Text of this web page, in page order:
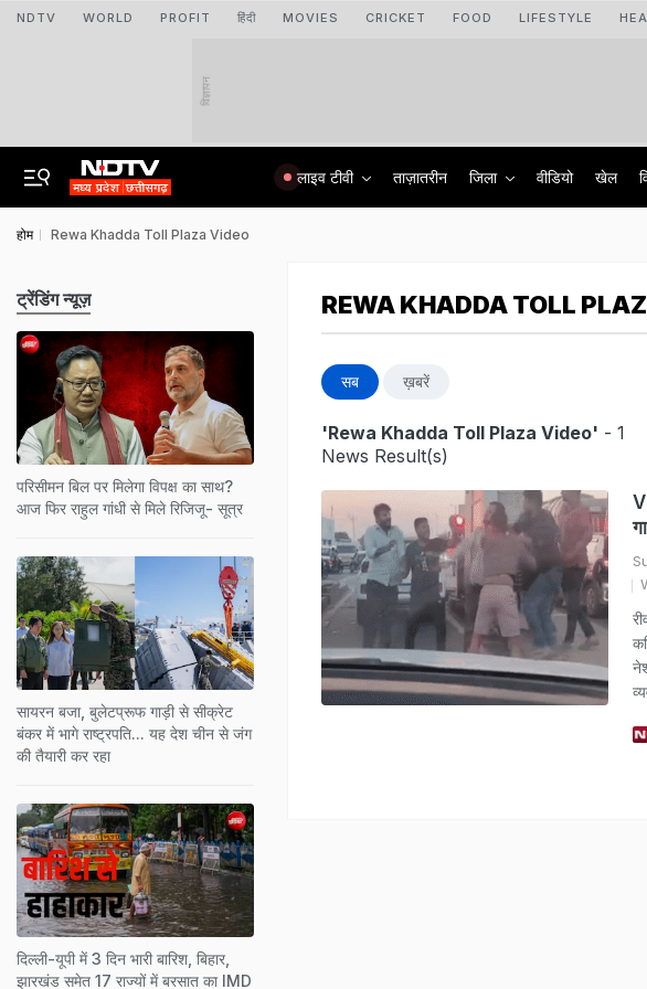
NDTV WORLD PROFIT हिंदी MOVIES CRICKET FOOD LIFESTYLE
विज्ञापन
लाइव टीवी ताज़ातरीन जिला वीडियो खेल
होम Rewa Khadda Toll Plaza Video
REWA KHADDA TOLL
सब ख़बरें
'Rewa Khadda Toll Plaza Video' - 1
News Result(s)
ट्रेंडिंग न्यूज़
परिसीमन बिल पर मिलेगा विपक्ष का साथ?
आज फिर राहुल गांधी से मिले रिजिजू- सूत्र
सायरन बजा, बुलेटप्रूफ गाड़ी से सीक्रेट
बंकर में भागे राष्ट्रपति... यह देश चीन से जंग
की तैयारी कर रहा
दिल्ली-यूपी में 3 दिन भारी बारिश, बिहार,
झारखंड समेत 17 राज्यों में बरसात का IMD